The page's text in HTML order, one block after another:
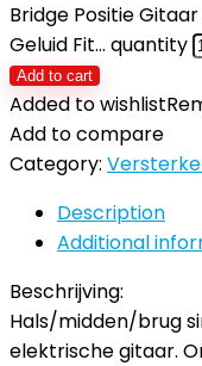
Bridge Positie
Geluid Fit… quantity
Add to cart
Added to wishlist
Add to compare
Category:
Description
Additional
Beschrijving:
Hals/midden/brug
elektrische gitaar.